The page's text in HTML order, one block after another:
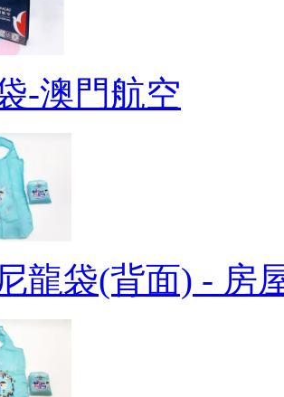
-澳門航空
龍袋(背面) - 房